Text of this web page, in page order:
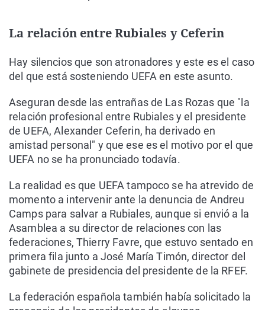
La relación entre Rubiales y Ceferin
Hay silencios que son atronadores y este es el caso
del que está sosteniendo UEFA en este asunto.
Aseguran desde las entrañas de Las Rozas que "la
relación profesional entre Rubiales y el presidente
de UEFA, Alexander Ceferin, ha derivado en
amistad personal" y que ese es el motivo por el que
UEFA no se ha pronunciado todavía.
La realidad es que UEFA tampoco se ha atrevido de
momento a intervenir ante la denuncia de Andreu
Camps para salvar a Rubiales, aunque si envió a la
Asamblea a su director de relaciones con las
federaciones, Thierry Favre, que estuvo sentado en
primera fila junto a José María Timón, director del
gabinete de presidencia del presidente de la RFEF.
La federación española también había solicitado la